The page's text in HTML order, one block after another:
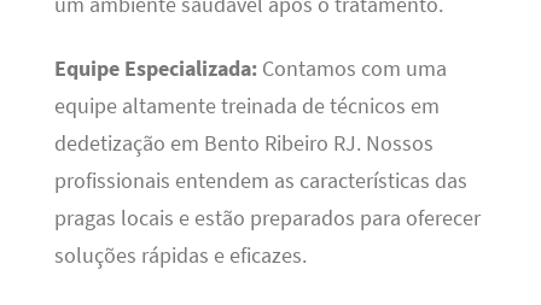
Equipe Especializada:Contamos com uma
equipe altamente treinada de técnicos em
dedetização em Bento Ribeiro RJ. Nossos
profissionais entendem as características das
pragas locais e estão preparados para oferecer
soluções rápidas e eficazes.